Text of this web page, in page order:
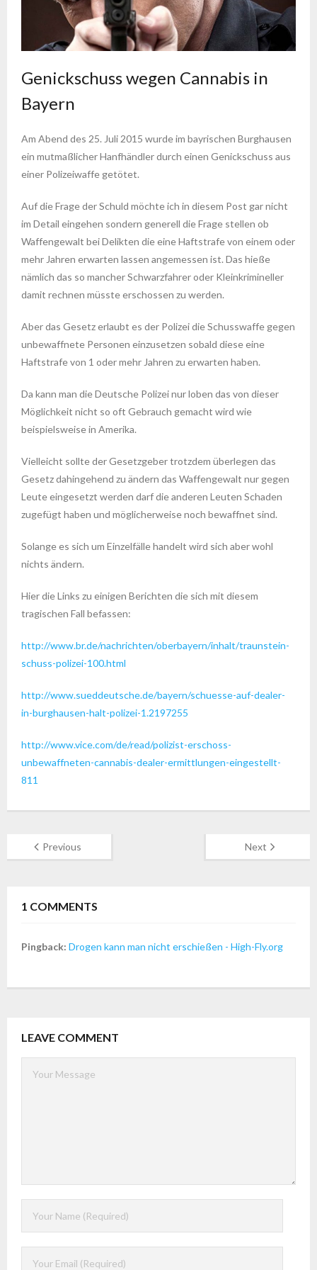
Genickschuss wegen Cannabis in
Bayern
Am Abend des 25. Juli 2015 wurde im bayrischen Burghausen
ein mutmaßlicher Hanfhändler durch einen Genickschuss aus
einer Polizeiwaffe getötet.
Auf die Frage der Schuld möchte ich in diesem Post gar nicht
im Detail eingehen sondern generell die Frage stellen ob
Waffengewalt bei Delikten die eine Haftstrafe von einem oder
mehr Jahren erwarten lassen angemessen ist. Das hieße
nämlich das so mancher Schwarzfahrer oder Kleinkrimineller
damit rechnen müsste erschossen zu werden.
Aber das Gesetz erlaubt es der Polizei die Schusswaffe gegen
unbewaffnete Personen einzusetzen sobald diese eine
Haftstrafe von 1 oder mehr Jahren zu erwarten haben.
Da kann man die Deutsche Polizei nur loben das von dieser
Möglichkeit nicht so oft Gebrauch gemacht wird wie
beispielsweise in Amerika.
Vielleicht sollte der Gesetzgeber trotzdem überlegen das
Gesetz dahingehend zu ändern das Waffengewalt nur gegen
Leute eingesetzt werden darf die anderen Leuten Schaden
zugefügt haben und möglicherweise noch bewaffnet sind.
Solange es sich um Einzelfälle handelt wird sich aber wohl
nichts ändern.
Hier die Links zu einigen Berichten die sich mit diesem
tragischen Fall befassen:
http://www.br.de/nachrichten/oberbayern/inhalt/traunstein-
schuss-polizei-100.html
http://www.sueddeutsche.de/bayern/schuesse-auf-dealer-
in-burghausen-halt-polizei-1.2197255
http://www.vice.com/de/read/polizist-erschoss-
unbewaffneten-cannabis-dealer-ermittlungen-eingestellt-
811
Previous Next
1 COMMENTS
Pingback: Drogen kann man nicht erschießen - High-Fly.org
LEAVE COMMENT